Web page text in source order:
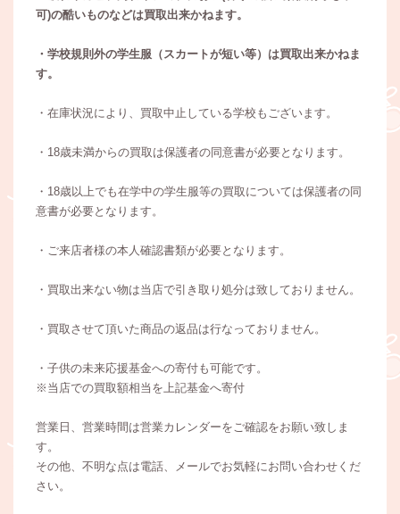
可)の酷いものなどは買取出来かねます。
・学校規則外の学生服（スカートが短い等）は買取出来かねま
す。
・在庫状況により、買取中止している学校もございます。
・18歳未満からの買取は保護者の同意書が必要となります。
・18歳以上でも在学中の学生服等の買取については保護者の同
意書が必要となります。
・ご来店者様の本人確認書類が必要となります。
・買取出来ない物は当店で引き取り処分は致しておりません。
・買取させて頂いた商品の返品は行なっておりません。
・子供の未来応援基金への寄付も可能です。
※当店での買取額相当を上記基金へ寄付
営業日、営業時間は営業カレンダーをご確認をお願い致しま
す。
その他、不明な点は電話、メールでお気軽にお問い合わせくだ
さい。